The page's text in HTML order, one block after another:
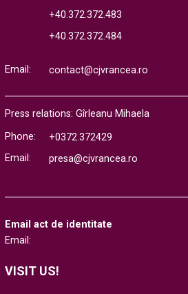
+40.372.372.483
+40.372.372.484
Email: contact@cjvrancea.ro
Press relations: Gîrleanu Mihaela
Phone:
+0372.372429
Email:
presa@cjvrancea.ro
Email act de identitate
Email:
VISIT US!